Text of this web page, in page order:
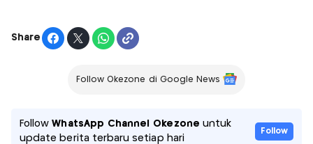
Share
Follow Okezone di Google News
FollowWhatsApp Channel Okezone untuk
update berita terbaru setiap hari
Follow